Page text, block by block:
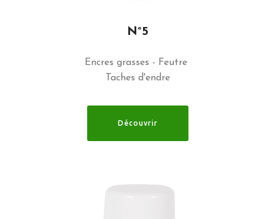
N°5
Encres grasses - Feutre
Taches d'endre
Découvrir